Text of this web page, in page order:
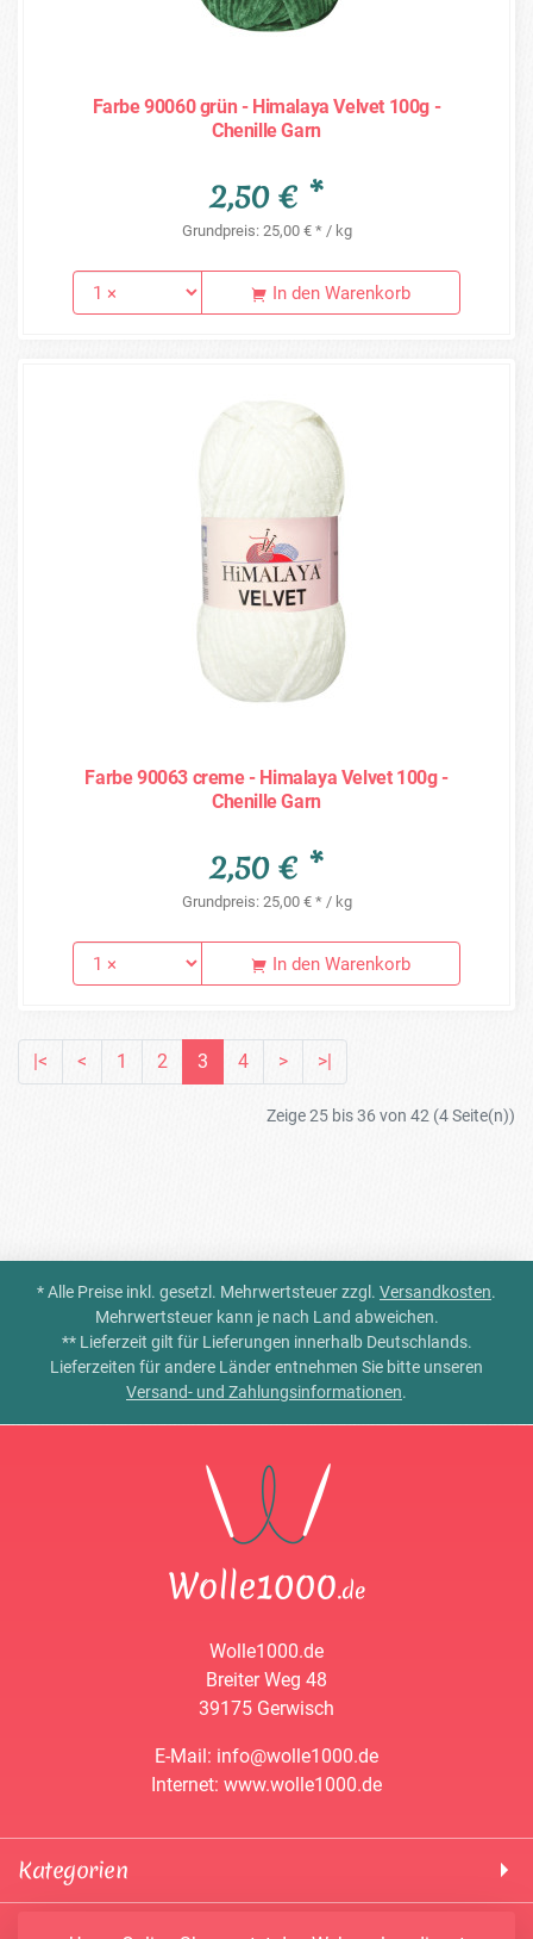
Farbe 90060 grün - Himalaya Velvet 100g -
Chenille Garn
2,50 € *
Grundpreis: 25,00 € * / kg
In den Warenkorb
Farbe 90063 creme - Himalaya Velvet 100g -
Chenille Garn
2,50 € *
Grundpreis: 25,00 € * / kg
In den Warenkorb
|< < 1 2 3 4 > >|
Zeige 25 bis 36 von 42 (4 Seite(n))
* Alle Preise inkl. gesetzl. Mehrwertsteuer zzgl. Versandkosten.
Mehrwertsteuer kann je nach Land abweichen.
** Lieferzeit gilt für Lieferungen innerhalb Deutschlands.
Lieferzeiten für andere Länder entnehmen Sie bitte unseren
Versand- und Zahlungsinformationen.
Wolle1000.de
Breiter Weg 48
39175 Gerwisch
E-Mail: info@wolle1000.de
Internet: www.wolle1000.de
Kategorien